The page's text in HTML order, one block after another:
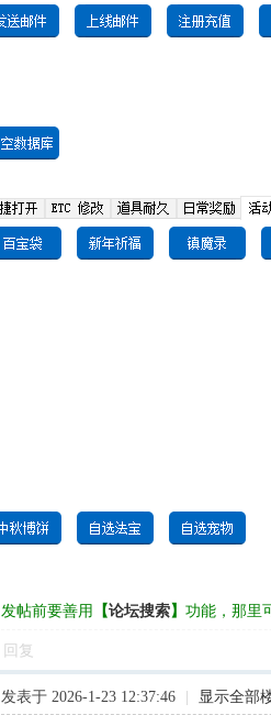
发帖前要善用 【论坛搜索】 功能，那里
回复
发表于 2026-1-23 12:37:46 显示全部